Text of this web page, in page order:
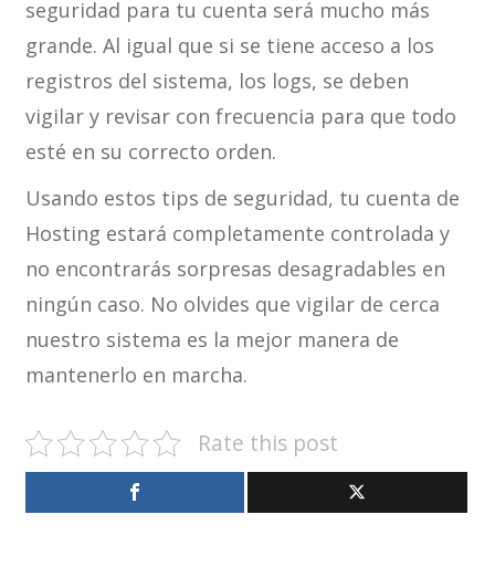
seguridad para tu cuenta será mucho más
grande. Al igual que si se tiene acceso a los
registros del sistema, los logs, se deben
vigilar y revisar con frecuencia para que todo
esté en su correcto orden.
Usando estos tips de seguridad, tu cuenta de
Hosting estará completamente controlada y
no encontrarás sorpresas desagradables en
ningún caso. No olvides que vigilar de cerca
nuestro sistema es la mejor manera de
mantenerlo en marcha.
Rate this post